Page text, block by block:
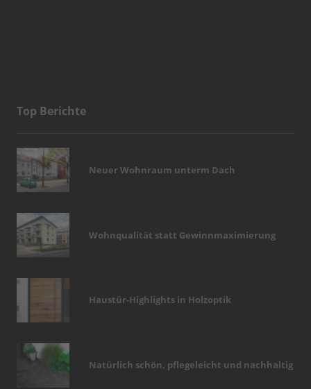
Top Berichte
Neuer Wohnraum unterm Dach
Wohnqualität statt Gewinnmaximierung
Haustür-Highlights in Holzoptik
Natürlich schön, pflegeleicht und nachhaltig